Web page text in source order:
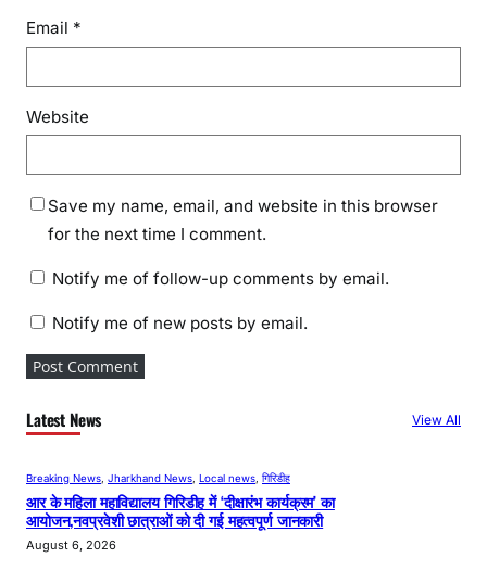
Email *
Website
Save my name, email, and website in this browser
for the next time I comment.
Notify me of follow-up comments by email.
Notify me of new posts by email.
Latest News View All
Breaking News Jharkhand News Local news गिरिडीह
आर के महिला महाविद्यालय गिरिडीह में ‘दीक्षारंभ कार्यक्रम’ का
आयोजन,नवप्रवेशी छात्राओं को दी गई महत्वपूर्ण जानकारी
August 6, 2026